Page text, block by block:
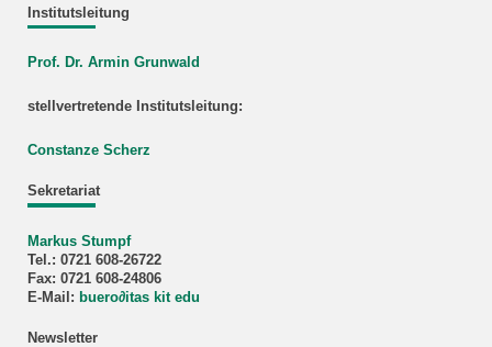
Institutsleitung
Prof. Dr. Armin Grunwald
stellvertretende Institutsleitung:
Constanze Scherz
Sekretariat
Markus Stumpf
Tel.: 0721 608-26722
Fax: 0721 608-24806
E-Mail: buero∂itas kit edu
Newsletter